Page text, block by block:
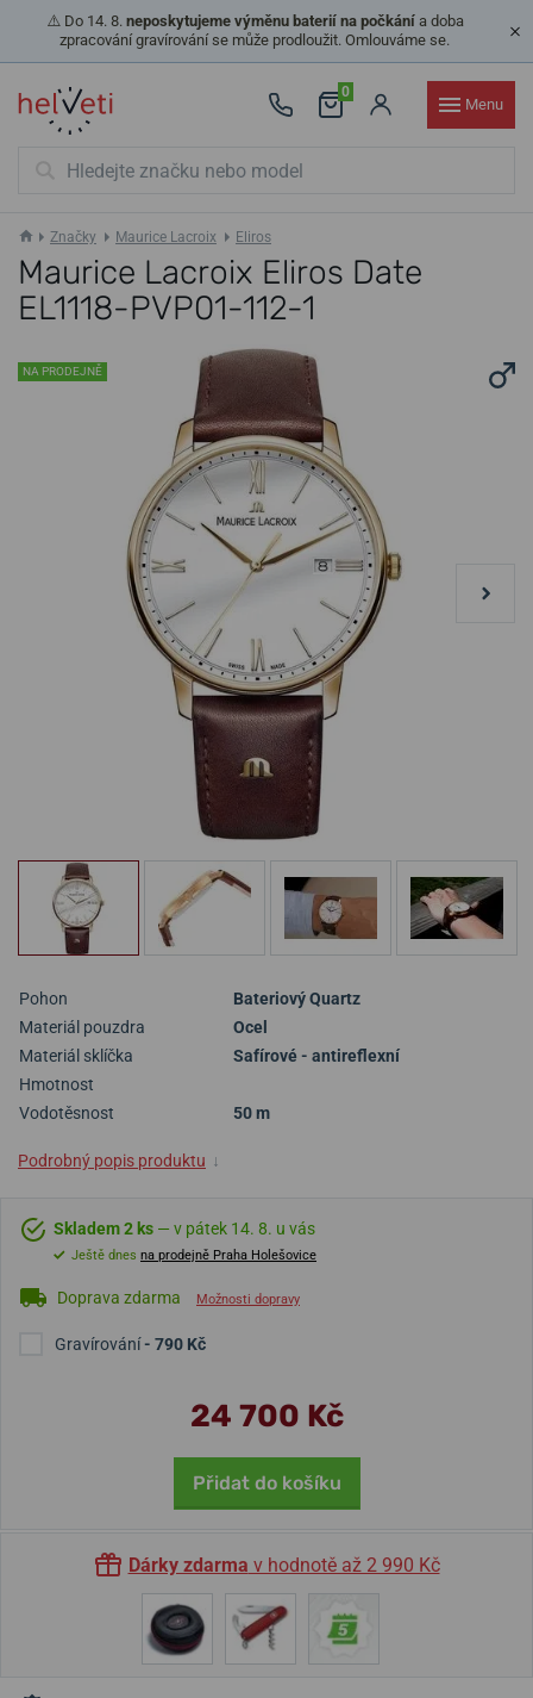
⚠️ Do 14. 8. neposkytujeme výměnu baterií na počkánía doba
zpracování gravírování se může prodloužit. Omlouváme se.
0
Menu
Značky Maurice Lacroix Eliros
Maurice Lacroix Eliros Date
EL1118-PVP01-112-1
NA PRODEJNĚ
Pohon
Bateriový Quartz
Materiál pouzdra
Ocel
Materiál sklíčka
Safírové - antireflexní
Hmotnost
Vodotěsnost
50 m
Podrobný popis produktu ↓
Skladem 2 ks — v pátek 14. 8. u vás
Ještě dnes na prodejně Praha Holešovice
Doprava zdarma Možnosti dopravy
Gravírování- 790 Kč
24 700 Kč
Přidat do košíku
Dárky zdarma v hodnotě až 2 990 Kč